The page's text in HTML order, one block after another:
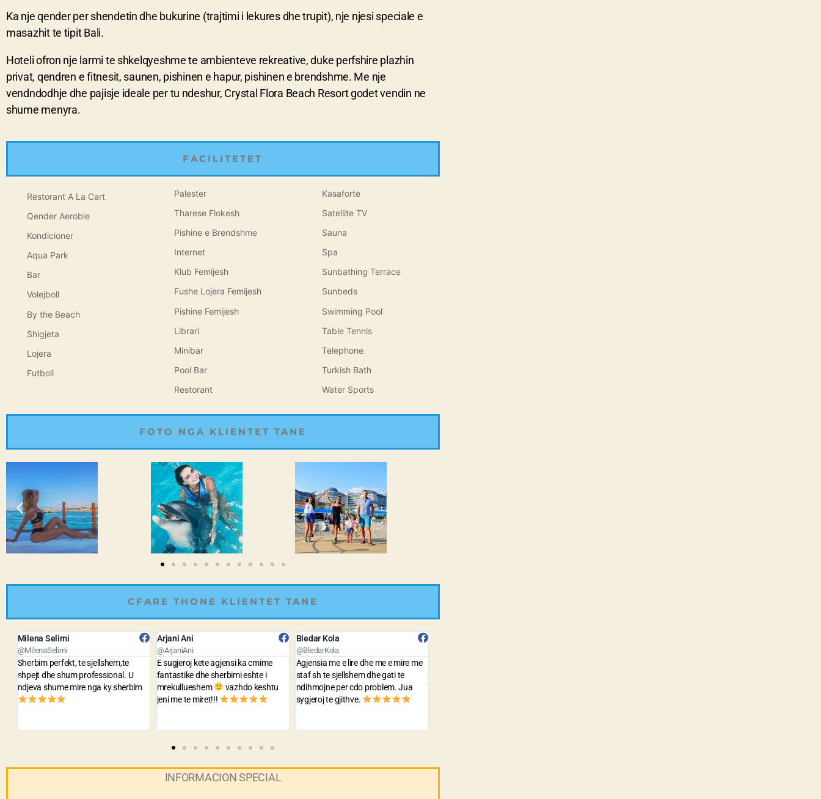
Ka nje qender per shendetin dhe bukurine (trajtimi i lekures dhe trupit), nje njesi speciale e
masazhit te tipit Bali.
Hoteli ofron nje larmi te shkelqyeshme te ambienteve rekreative, duke perfshire plazhin
privat, qendren e fitnesit, saunen, pishinen e hapur, pishinen e brendshme. Me nje
vendndodhje dhe pajisje ideale per tu ndeshur, Crystal Flora Beach Resort godet vendin ne
shume menyra.
FACILITETET
Restorant A La Cart
Qender Aerobie
Kondicioner
Aqua Park
Bar
Volejboll
By the Beach
Shigjeta
Lojera
Futboll
Palester
Tharese Flokesh
Pishine e Brendshme
Internet
Klub Femijesh
Fushe Lojera Femijesh
Pishine Femijesh
Librari
Minibar
Pool Bar
Restorant
Kasaforte
Satellite TV
Sauna
Spa
Sunbathing Terrace
Sunbeds
Swimming Pool
Table Tennis
Telephone
Turkish Bath
Water Sports
FOTO NGA KLIENTET TANE
CFARE THONE KLIENTET TANE
Arjani Ani
@ArjaniAni
E sugjeroj kete agjensi ka cmime
fantastike dhe sherbimi eshte i
mrekullueshem
vazhdo keshtu
jeni me te miret!!!
Bledar Kola
@BledarKola
Agjensia me e lire dhe me e mire me
staf sh te sjellshem dhe gati te
ndihmojne per cdo problem. Jua
sygjeroj te gjithve.
Gerald Lulja
@GeraldLulja
The prices are quite cheap and the
service is very fast and precise . yet
the best agency in Albania !
INFORMACION SPECIAL